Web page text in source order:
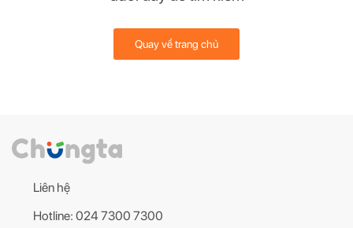
Quay về trang chủ
Liên hệ
Hotline: 024 7300 7300